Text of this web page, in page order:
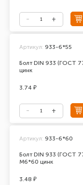
Болт DIN 933 (ГОСТ
цинк
Артикул: 933-6*55
3.74 ₽
Болт DIN 933 (ГОСТ
М6*60 цинк
Артикул: 933-6*60
3.48 ₽